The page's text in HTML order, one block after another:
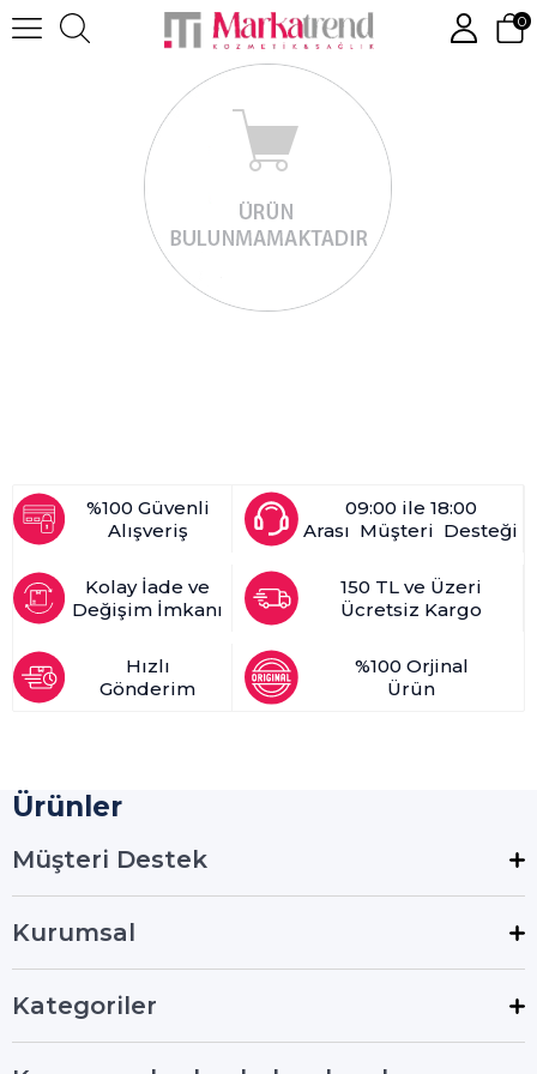
0
%100 Güvenli
Alışveriş
09:00 ile 18:00
Arası Müşteri Desteği
Kolay İade ve
Değişim İmkanı
150 TL ve Üzeri
Ücretsiz Kargo
Hızlı
Gönderim
%100 Orjinal
Ürün
Ürünler
Müşteri Destek
Kurumsal
Kategoriler